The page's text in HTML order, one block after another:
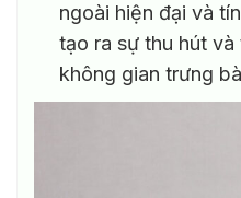
ngoài hiện đại và
tạo ra sự thu hút
không gian trưng